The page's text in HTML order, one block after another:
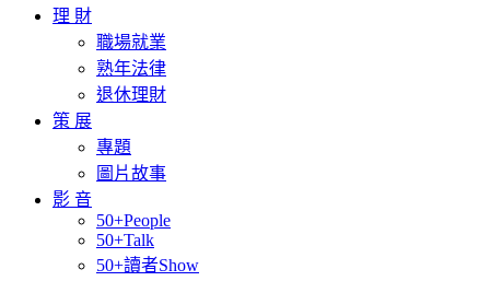
理 財
職場就業
熟年法律
退休理財
策 展
專題
圖片故事
影 音
50+People
50+Talk
50+讀者Show